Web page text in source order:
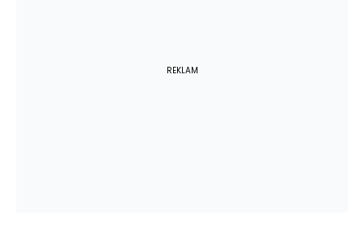
REKLAM